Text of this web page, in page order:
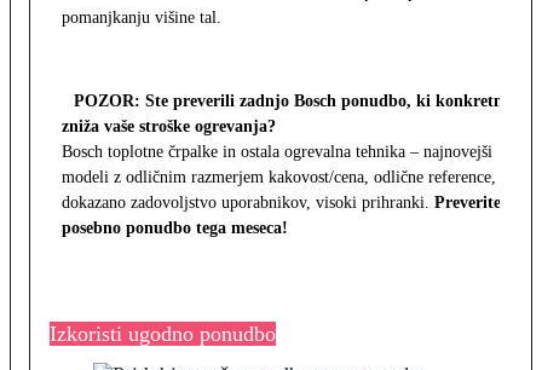
pomanjkanju višine tal.
POZOR: Ste preverili zadnjo Bosch ponudbo, ki konkretno
zniža vaše stroške ogrevanja?
Bosch toplotne črpalke in ostala ogrevalna tehnika – najnovejši
modeli z odličnim razmerjem kakovost/cena, odlične reference,
dokazano zadovoljstvo uporabnikov, visoki prihranki. Preverite
posebno ponudbo tega meseca!
Izkoristi ugodno ponudbo